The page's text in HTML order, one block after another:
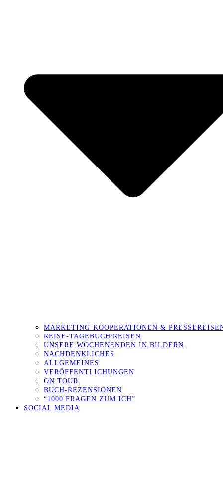
MARKETING-KOOPERATIONEN &
REISE-TAGEBUCH/REISEN
UNSERE WOCHENENDEN IN BILDERN
NACHDENKLICHES
ALLGEMEINES
VERÖFFENTLICHUNGEN
ON TOUR
BUCH-REZENSIONEN
“1000 FRAGEN ZUM ICH”
SOCIAL MEDIA